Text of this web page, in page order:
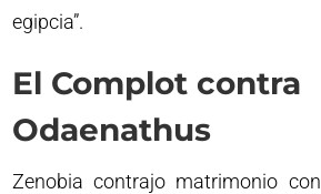
egipcia”.
El Complot contra
Odaenathus
Zenobia contrajo matrimonio con